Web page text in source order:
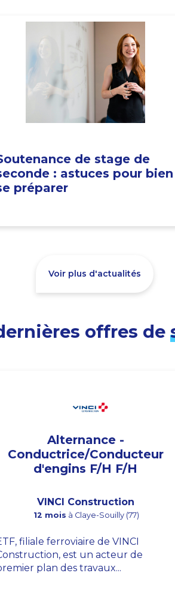
de stage de
: astuces pour bien
préparer
Voir plus d'actualités
offres de
Alternance -
Conductrice/Conducteur
d'engins F/H F/H
VINCI Construction
12 mois à Claye-Souilly (77)
filiale ferroviaire de VINCI
est un acteur de
plan des travaux...